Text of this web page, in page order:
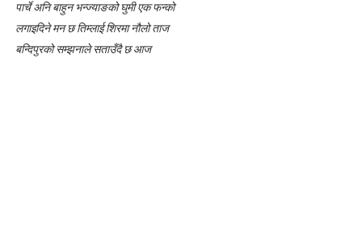
तीजको दर (लघुकथा)
औँलाको गीत (बालगीत)
पार्चे अनि बाहुन भन्ज्याङक‍ो घुमी एक फन्को
लगाइदिने मन छ तिम्लाई शिरमा नौलो ताज
बन्दिपुरको सम्झनाले सताउँदै छ आज